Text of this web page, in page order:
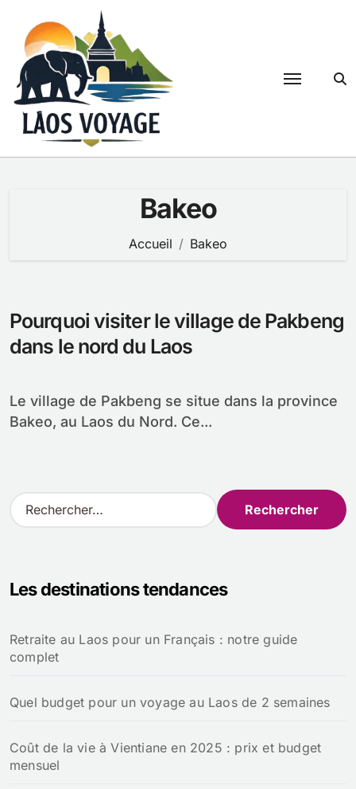
contenu
Bakeo
Accueil Bakeo
Pourquoi visiter le village de Pakbeng
dans le nord du Laos
Le village de Pakbeng se situe dans la province
Bakeo, au Laos du Nord. Ce...
R
e
r
e
r
Les destinations tendances
Retraite au Laos pour un Français : notre guide
complet
Quel budget pour un voyage au Laos de 2 semaines
Coût de la vie à Vientiane en 2025 : prix et budget
mensuel